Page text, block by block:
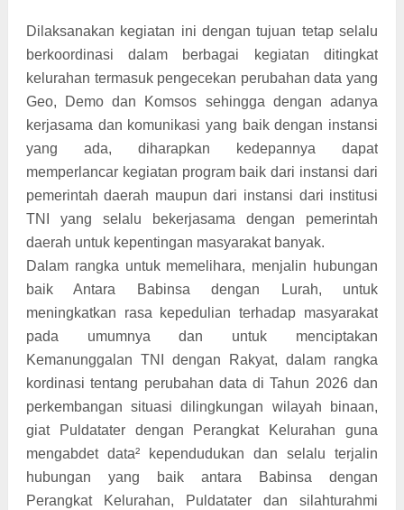
Dilaksanakan kegiatan ini dengan tujuan tetap selalu
berkoordinasi dalam berbagai kegiatan ditingkat
kelurahan termasuk pengecekan perubahan data yang
Geo, Demo dan Komsos sehingga dengan adanya
kerjasama dan komunikasi yang baik dengan instansi
yang ada, diharapkan kedepannya dapat
memperlancar kegiatan program baik dari instansi dari
pemerintah daerah maupun dari instansi dari institusi
TNI yang selalu bekerjasama dengan pemerintah
daerah untuk kepentingan masyarakat banyak.
Dalam rangka untuk memelihara, menjalin hubungan
baik Antara Babinsa dengan Lurah, untuk
meningkatkan rasa kepedulian terhadap masyarakat
pada umumnya dan untuk menciptakan
Kemanunggalan TNI dengan Rakyat, dalam rangka
kordinasi tentang perubahan data di Tahun 2026 dan
perkembangan situasi dilingkungan wilayah binaan,
giat Puldatater dengan Perangkat Kelurahan guna
mengabdet data² kependudukan dan selalu terjalin
hubungan yang baik antara Babinsa dengan
Perangkat Kelurahan, Puldatater dan silahturahmi